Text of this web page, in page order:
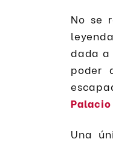
No se
dada a
poder
Palacio
Una